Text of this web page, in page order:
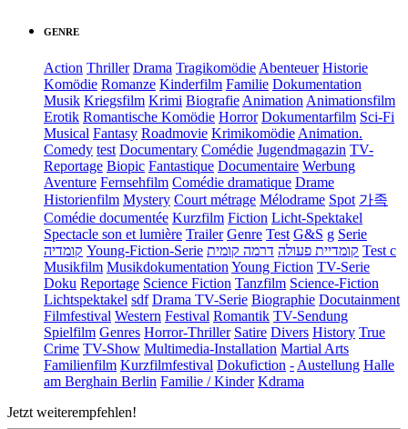
GENRE
Action Thriller Drama Tragikomödie Abenteuer Historie
Komödie Romanze Kinderfilm Familie Dokumentation
Musik Kriegsfilm Krimi Biografie Animation Animationsfilm
Erotik Romantische Komödie Horror Dokumentarfilm Sci-Fi
Musical Fantasy Roadmovie Krimikomödie Animation.
Comedy test Documentary Comédie Jugendmagazin TV-
Reportage Biopic Fantastique Documentaire Werbung
Aventure Fernsehfilm Comédie dramatique Drame
Historienfilm Mystery Court métrage Mélodrame Spot 가족
Comédie documentée Kurzfilm Fiction Licht-Spektakel
Spectacle son et lumière Trailer Genre Test G&S g Serie
קומדיה Young-Fiction-Serie קומדיית פעולה דרמה קומית
Test c
Musikfilm Musikdokumentation Young Fiction TV-Serie
Doku Reportage Science Fiction Tanzfilm Science-Fiction
Lichtspektakel sdf Drama TV-Serie Biographie Docutainment
Filmfestival Western Festival Romantik TV-Sendung
Spielfilm Genres Horror-Thriller Satire Divers History True
Crime TV-Show Multimedia-Installation Martial Arts
Familienfilm Kurzfilmfestival Dokufiction - Austellung Halle
am Berghain Berlin Familie / Kinder Kdrama
Jetzt weiterempfehlen!